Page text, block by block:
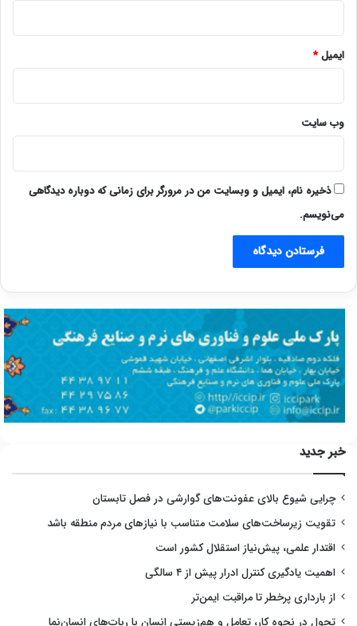
ایمیل*
وب‌ سایت
ذخیره نام، ایمیل و وبسایت من در مرورگر برای زمانی که دوباره دیدگاهی
می‌نویسم.
خبر جدید
چرایی شیوع بالای عفونت‌های گوارشی در فصل تابستان
تقویت زیرساخت‌های سلامت متناسب با نیازهای مردم منطقه باشد
اقتدار علمی، پیش‌نیاز استقلال کشور است
اهمیت یادگیری کنترل ادرار پیش از ۴ سالگی
از بارداری پرخطر تا مراقبت ایمن‌تر
تحول در نحوه کار، تعامل و هم‌زیستی انسان با ربات‌های انسان‌نما